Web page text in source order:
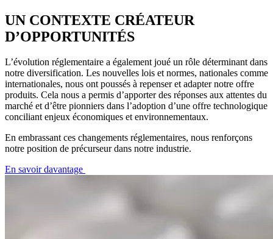
UN CONTEXTE CRÉATEUR
D’OPPORTUNITÉS
L’évolution réglementaire a également joué un rôle déterminant dans
notre diversification. Les nouvelles lois et normes, nationales comme
internationales, nous ont poussés à repenser et adapter notre offre
produits. Cela nous a permis d’apporter des réponses aux attentes du
marché et d’être pionniers dans l’adoption d’une offre technologique
conciliant enjeux économiques et environnementaux.
En embrassant ces changements réglementaires, nous renforçons
notre position de précurseur dans notre industrie.
En savoir davantage